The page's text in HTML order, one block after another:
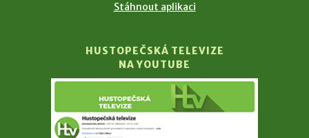
Stáhnout aplikaci
HUSTOPEČSKÁ TELEVIZE
NA YOUTUBE